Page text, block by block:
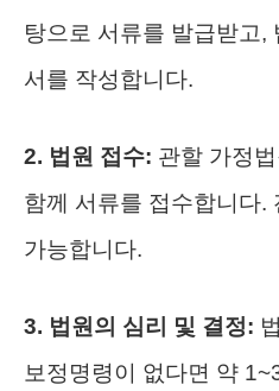
탕으로 서류를 발급받고,
서를 작성합니다.
2. 법원 접수: 관할 가정
함께 서류를 접수합니다.
가능합니다.
3. 법원의 심리 및 결정:
보정명령이 없다면 약